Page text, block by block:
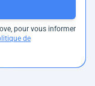
pour vous informer
de